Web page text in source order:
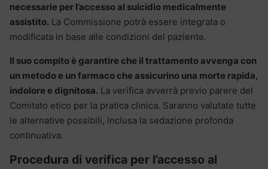
necessarie per l’accesso al suicidio medicalmente
assistito. La Commissione potrà essere integrata o
modificata in base alle condizioni del paziente.
Il suo compito è garantire che il trattamento avvenga con
un metodo e un farmaco che assicurino una morte rapida,
indolore e dignitosa. La verifica avverrà previo parere del
Comitato etico per la pratica clinica. Saranno valutate tutte
le alternative possibili, inclusa la sedazione profonda
continuativa.
Procedura di verifica per l’accesso al